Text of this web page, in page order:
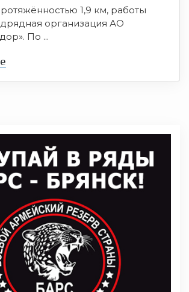
1,9 км, работы
организация АО
По ...